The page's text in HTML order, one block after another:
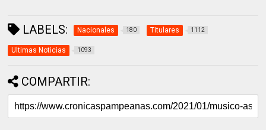
LABELS: Nacionales 180 Titulares 1112
Ultimas Noticias 1093
COMPARTIR: